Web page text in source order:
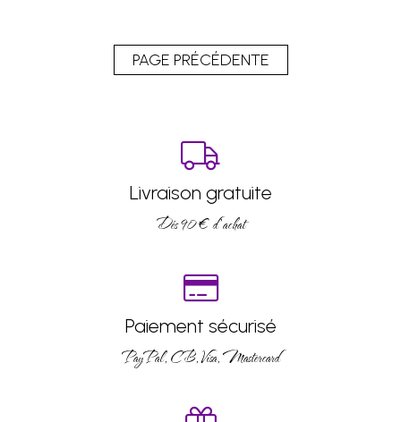
Livraison gratuite
Dés 90 € d’achat
Paiement sécurisé
PayPal, CB, Visa, Mastercard